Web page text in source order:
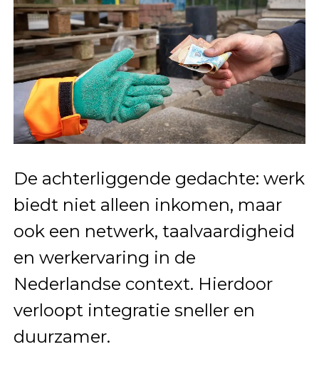
De achterliggende gedachte: werk
biedt niet alleen inkomen, maar
ook een netwerk, taalvaardigheid
en werkervaring in de
Nederlandse context. Hierdoor
verloopt integratie sneller en
duurzamer.